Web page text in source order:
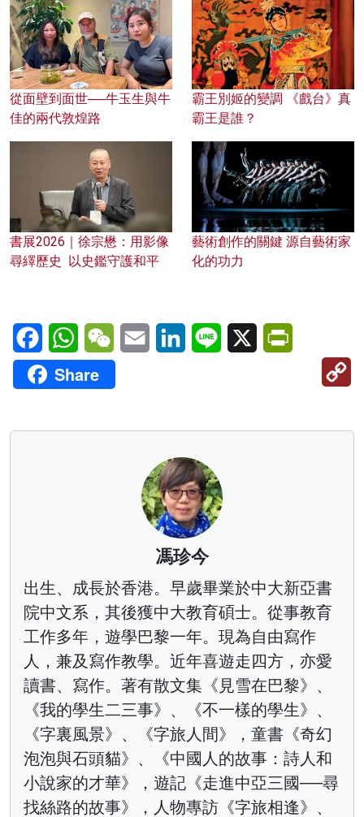
從面壁到面世──牛玉生與牛
佳的兩代敦煌路
霸王別姬的變調 《戲台》真
霸王是誰？
書展2026｜徐宗懋：用影像
尋繹歷史 以史鑑守護和平
藝術創作的關鍵 源自藝術家
化的功力
FacebookWhatsAppWeChatEmail LinkedInLine X
Share
馮珍今
出生、成長於香港。早歲畢業於中大新亞書
院中文系，其後獲中大教育碩士。從事教育
工作多年，遊學巴黎一年。現為自由寫作
人，兼及寫作教學。近年喜遊走四方，亦愛
讀書、寫作。著有散文集《見雪在巴黎》、
《我的學生二三事》、《不一樣的學生》、
《字裏風景》、《字旅人間》，童書《奇幻
泡泡與石頭貓》、《中國人的故事：詩人和
小說家的才華》，遊記《走進中亞三國──尋
找絲路的故事》，人物專訪《字旅相逢》、